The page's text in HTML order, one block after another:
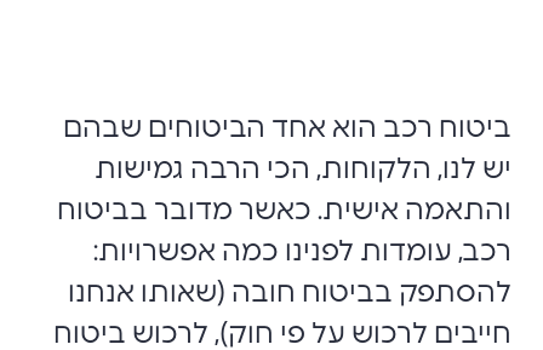
ביטוח רכב הוא אחד הביטוחים שבהם
יש לנו, הלקוחות, הכי הרבה גמישות
והתאמה אישית. כאשר מדובר בביטוח
רכב, עומדות לפנינו כמה אפשרויות:
להסתפק בביטוח חובה (שאותו אנחנו
חייבים לרכוש על פי חוק), לרכוש ביטוח